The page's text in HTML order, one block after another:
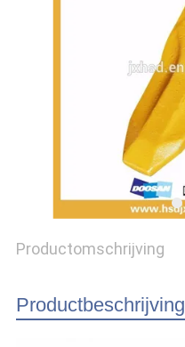
Productomschrijving
Productbeschrijving